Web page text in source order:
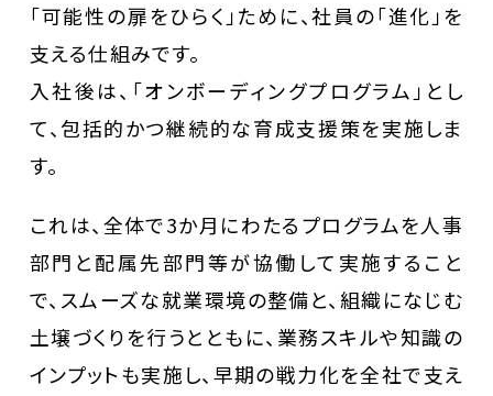
「可能性の扉をひらく」ために、社員の「進化」を
支える仕組みです。
入社後は、「オンボーディングプログラム」とし
て、包括的かつ継続的な育成支援策を実施しま
す。
これは、全体で3か月にわたるプログラムを人事
部門と配属先部門等が協働して実施すること
で、 スムーズな就業環境の整備と、組織になじむ
土壌づくりを行うとともに、 業務スキルや知識の
インプットも実施し、早期の戦力化を全社で支え